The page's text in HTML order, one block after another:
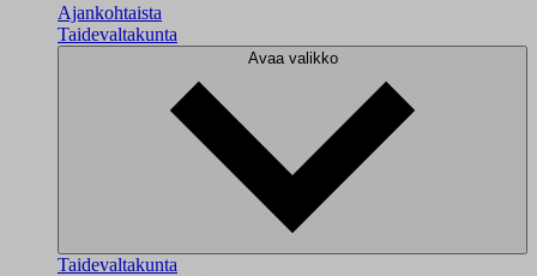
Ajankohtaista
Taidevaltakunta
Avaa valikko
Taidevaltakunta